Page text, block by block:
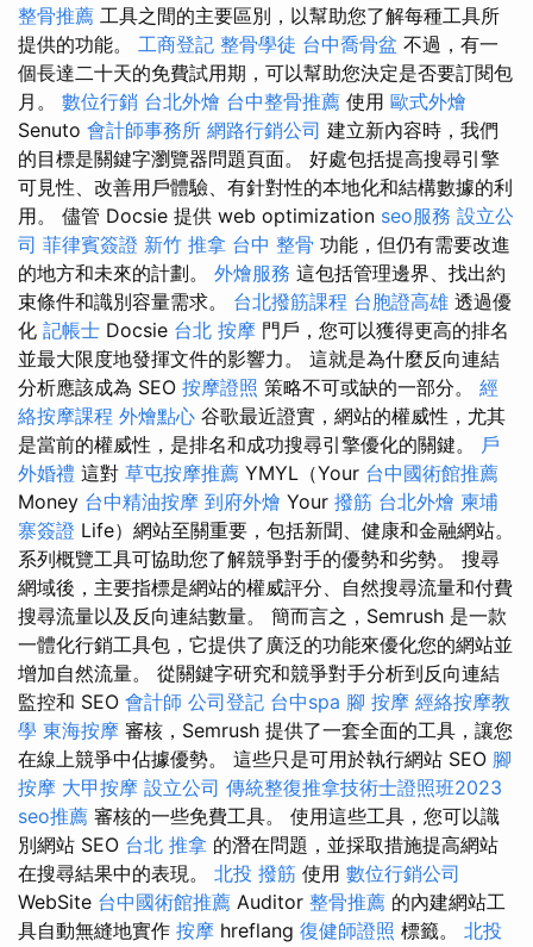
整骨推薦 工具之間的主要區別，以幫助您了解每種工具所
提供的功能。 工商登記 整骨學徒 台中喬骨盆 不過，有一
個長達二十天的免費試用期，可以幫助您決定是否要訂閱包
月。 數位行銷 台北外燴 台中整骨推薦 使用 歐式外燴
Senuto 會計師事務所 網路行銷公司 建立新內容時，我們
的目標是關鍵字瀏覽器問題頁面。 好處包括提高搜尋引擎
可見性、改善用戶體驗、有針對性的本地化和結構數據的利
用。 儘管 Docsie 提供 web optimization seo服務 設立公
司 菲律賓簽證 新竹 推拿 台中 整骨 功能，但仍有需要改進
的地方和未來的計劃。 外燴服務 這包括管理邊界、找出約
束條件和識別容量需求。 台北撥筋課程 台胞證高雄 透過優
化 記帳士 Docsie 台北 按摩 門戶，您可以獲得更高的排名
並最大限度地發揮文件的影響力。 這就是為什麼反向連結
分析應該成為 SEO 按摩證照 策略不可或缺的一部分。 經
絡按摩課程 外燴點心 谷歌最近證實，網站的權威性，尤其
是當前的權威性，是排名和成功搜尋引擎優化的關鍵。 戶
外婚禮 這對 草屯按摩推薦 YMYL（Your 台中國術館推薦
Money 台中精油按摩 到府外燴 Your 撥筋 台北外燴 柬埔
寨簽證 Life）網站至關重要，包括新聞、健康和金融網站。
系列概覽工具可協助您了解競爭對手的優勢和劣勢。 搜尋
網域後，主要指標是網站的權威評分、自然搜尋流量和付費
搜尋流量以及反向連結數量。 簡而言之，Semrush 是一款
一體化行銷工具包，它提供了廣泛的功能來優化您的網站並
增加自然流量。 從關鍵字研究和競爭對手分析到反向連結
監控和 SEO 會計師 公司登記 台中spa 腳 按摩 經絡按摩教
學 東海按摩 審核，Semrush 提供了一套全面的工具，讓您
在線上競爭中佔據優勢。 這些只是可用於執行網站 SEO 腳
按摩 大甲按摩 設立公司 傳統整復推拿技術士證照班2023
seo推薦 審核的一些免費工具。 使用這些工具，您可以識
別網站 SEO 台北 推拿 的潛在問題，並採取措施提高網站
在搜尋結果中的表現。 北投 撥筋 使用 數位行銷公司
WebSite 台中國術館推薦 Auditor 整骨推薦 的內建網站工
具自動無縫地實作 按摩 hreflang 復健師證照 標籤。 北投